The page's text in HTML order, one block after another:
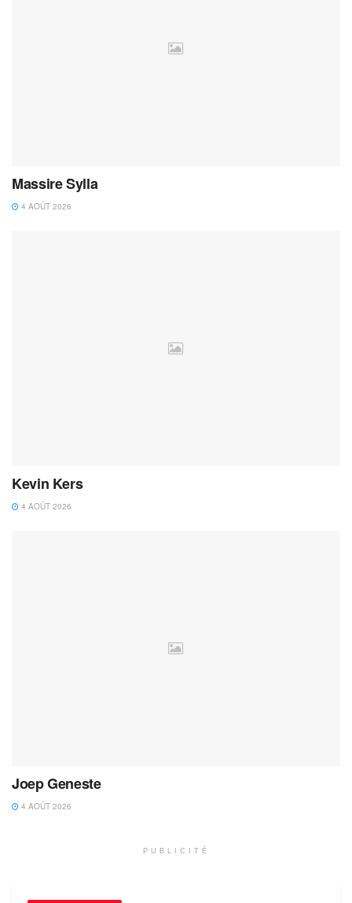
Massire Sylla
4 AOÛT 2026
Kevin Kers
4 AOÛT 2026
Joep Geneste
4 AOÛT 2026
PUBLICITÉ